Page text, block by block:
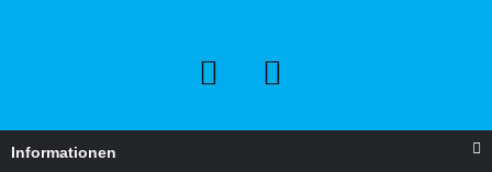
Informationen